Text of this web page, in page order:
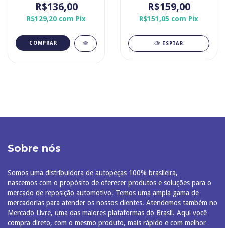
DEERE, NISSAN,
PEUGEOT, RENAULT,
SCANIA, VOLKSWAGEN.
R$136,00
R$129,20 com Pix
R$159,00
R$151,05 com Pix
ESPIAR
Sobre nós
Somos uma distribuidora de autopeças 100% brasileira,
nascemos com o propósito de oferecer produtos e soluções para o
mercado de reposição automotivo. Temos uma ampla gama de
mercadorias para atender os nossos clientes. Atendemos também no
Mercado Livre, uma das maiores plataformas do Brasil. Aqui você
compra direto, com o mesmo produto, mais rápido e com melhor